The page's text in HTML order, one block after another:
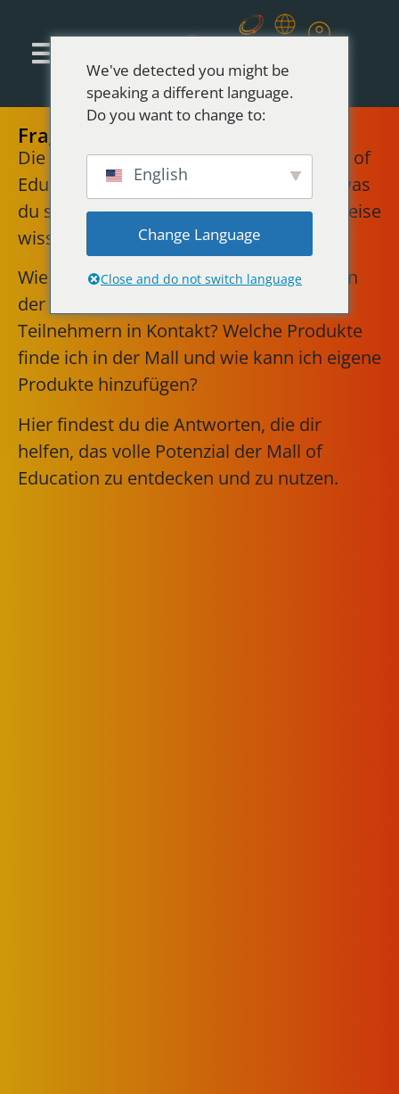
Fragen & Antworten
Die wichtigsten Fragen rund um die Mall of
Education, den Tour Planner und alles, was
du sonst für deine individuelle Bildungsreise
wissen musst.
Wie erstelle ich meine individuelle Tour in
der Mall? Wie trete ich mit anderen
Teilnehmern in Kontakt? Welche Produkte
finde ich in der Mall und wie kann ich eigene
Produkte hinzufügen?
Hier findest du die Antworten, die dir
helfen, das volle Potenzial der Mall of
Education zu entdecken und zu nutzen.
We've detected you might be
speaking a different language.
Do you want to change to:
English
Change Language
Close and do not switch language